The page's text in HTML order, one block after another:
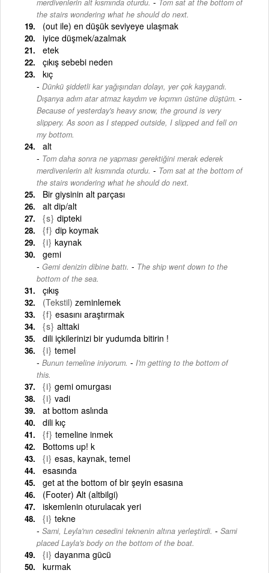
merdivenlerin alt kısmında oturdu.
Tom sat at the bottom of
the stairs wondering what he should do next.
(out ile) en düşük seviyeye ulaşmak
iyice düşmek/azalmak
etek
çıkış sebebi neden
kıç
Dünkü şiddetli kar yağışından dolayı, yer çok kaygandı.
Dışarıya adım atar atmaz kaydım ve kıçımın üstüne düştüm. -
Because of yesterday's heavy snow, the ground is very
slippery. As soon as I stepped outside, I slipped and fell on
my bottom.
alt
Tom daha sonra ne yapması gerektiğini merak ederek
merdivenlerin alt kısmında oturdu. - Tom sat at the bottom of
the stairs wondering what he should do next.
Bir giysinin alt parçası
alt dip/alt
{s} dipteki
{f} dip koymak
{i} kaynak
gemi
Gemi denizin dibine battı. - The ship went down to the
bottom of the sea.
çıkış
(Tekstil) zeminlemek
{f} esasını araştırmak
{s} alttaki
dili içkilerinizi bir yudumda bitirin !
{i} temel
Bunun temeline iniyorum. - I'm getting to the bottom of
this.
{i} gemi omurgası
{i} vadi
at bottom aslında
dili kıç
{f} temeline inmek
Bottoms up! k
{i} esas, kaynak, temel
esasında
get at the bottom of bir şeyin esasına
(Footer) Alt (altbilgi)
iskemlenin oturulacak yeri
{i} tekne
Sami, Leyla'nın cesedini teknenin altına yerleştirdi. - Sami
placed Layla's body on the bottom of the boat.
{i} dayanma gücü
kurmak